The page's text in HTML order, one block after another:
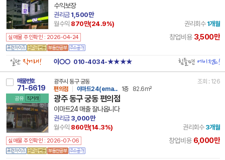
수익보장
권리금1,500만
월수익 870만(24.9%) 권리회수 1개월
실매물 주인확인 : 2026-04-24 창업비용 3,500만
일단직거래! 이○○ 010-4034-★★★★ 힘들면에이전트!
매물번호
71-6619
공유 직거래
광주시 동구 궁동
조회 : 126
편의점
이마트24(ema... 1층 82.6m²
광주 동구 궁동 편의점
이마트24 매출 잘나옵니다
권리금3,000만
월수익 860만(14.3%) 권리회수 3개월
실매물 주인확인 : 2026-07-06 창업비용 6,000만